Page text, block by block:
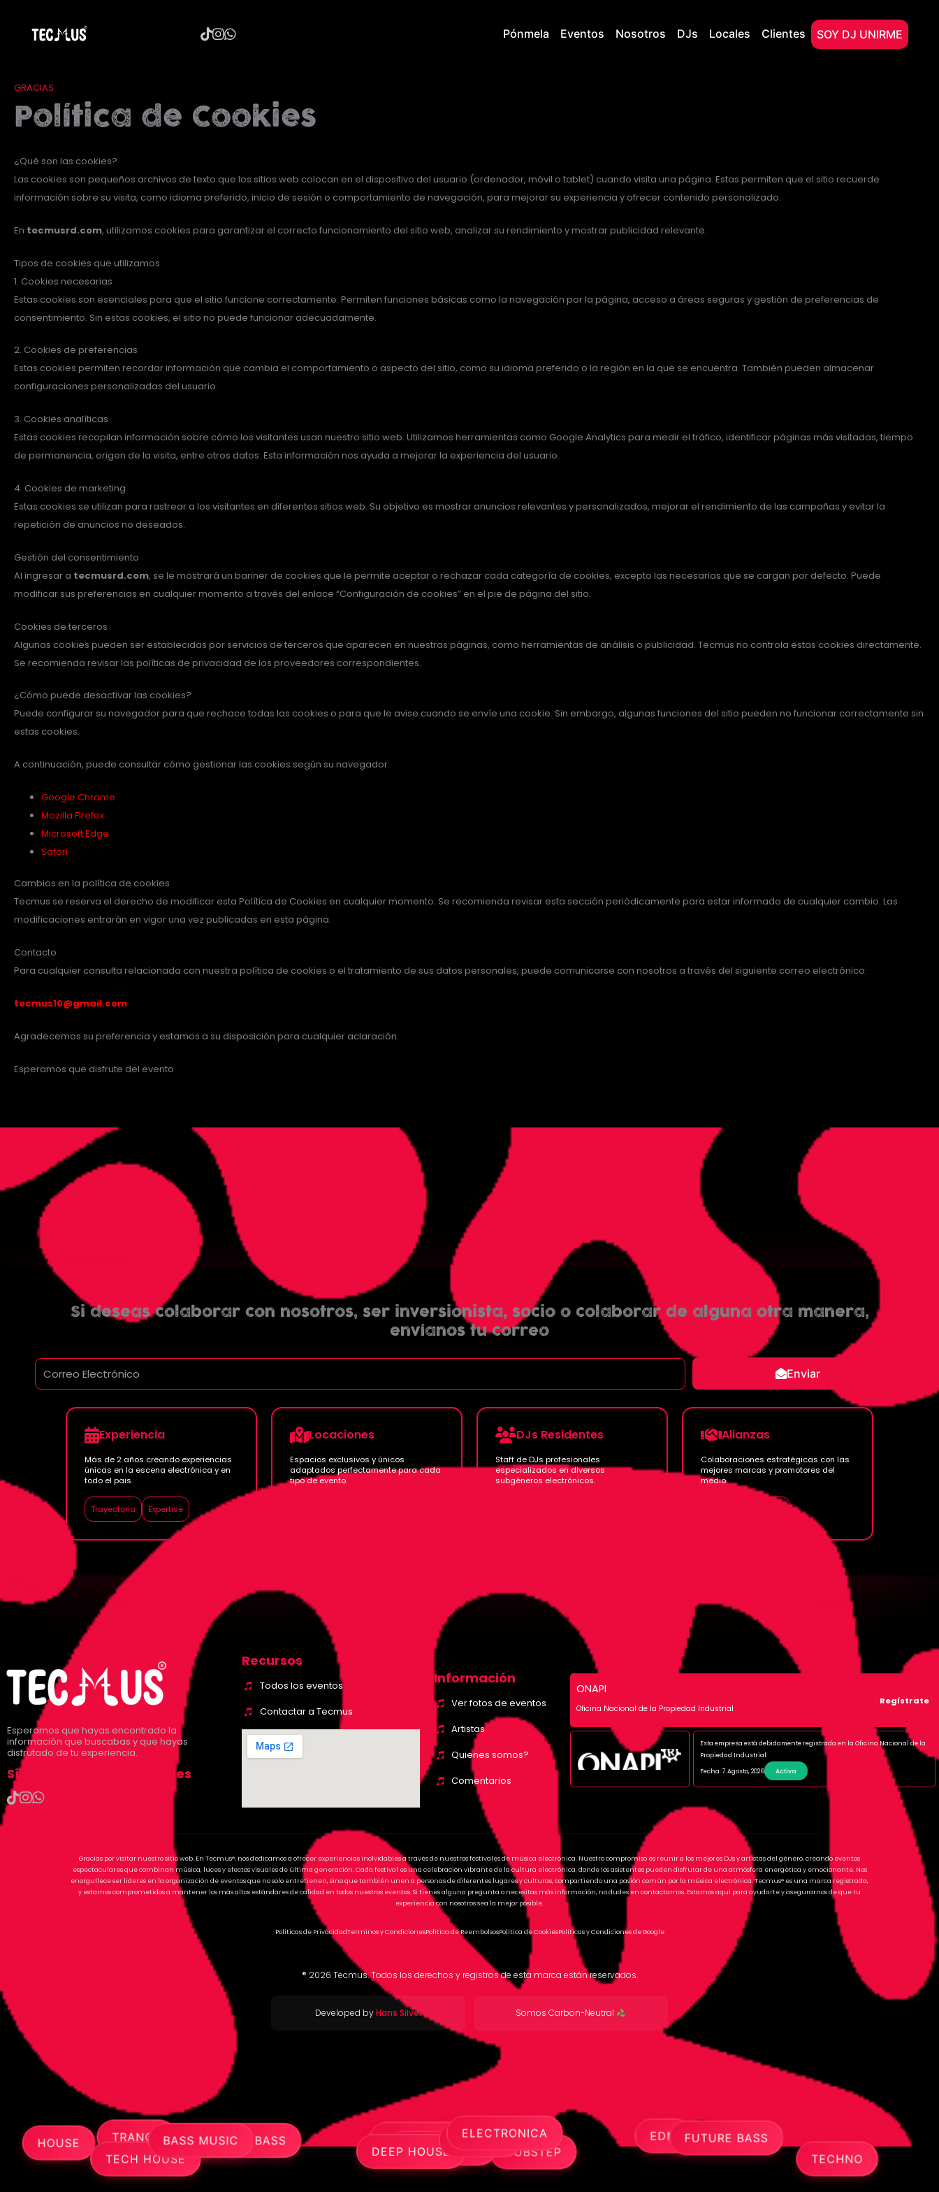
contenido
Pónmela Eventos Nosotros DJs Locales Clientes SOY DJ UNIRME
GRACIAS
Política de Cookies
¿Qué son las cookies?
Las cookies son pequeños archivos de texto que los sitios web colocan en el dispositivo del usuario (ordenador, móvil o tablet) cuando visita una página. Estas permiten que el sitio recuerde
información sobre su visita, como idioma preferido, inicio de sesión o comportamiento de navegación, para mejorar su experiencia y ofrecer contenido personalizado.
En tecmusrd.com, utilizamos cookies para garantizar el correcto funcionamiento del sitio web, analizar su rendimiento y mostrar publicidad relevante.
Tipos de cookies que utilizamos
1. Cookies necesarias
Estas cookies son esenciales para que el sitio funcione correctamente. Permiten funciones básicas como la navegación por la página, acceso a áreas seguras y gestión de preferencias de
consentimiento. Sin estas cookies, el sitio no puede funcionar adecuadamente.
2. Cookies de preferencias
Estas cookies permiten recordar información que cambia el comportamiento o aspecto del sitio, como su idioma preferido o la región en la que se encuentra. También pueden almacenar
configuraciones personalizadas del usuario.
3. Cookies analíticas
Estas cookies recopilan información sobre cómo los visitantes usan nuestro sitio web. Utilizamos herramientas como Google Analytics para medir el tráfico, identificar páginas más visitadas, tiempo
de permanencia, origen de la visita, entre otros datos. Esta información nos ayuda a mejorar la experiencia del usuario.
4. Cookies de marketing
Estas cookies se utilizan para rastrear a los visitantes en diferentes sitios web. Su objetivo es mostrar anuncios relevantes y personalizados, mejorar el rendimiento de las campañas y evitar la
repetición de anuncios no deseados.
Gestión del consentimiento
Al ingresar a tecmusrd.com, se le mostrará un banner de cookies que le permite aceptar o rechazar cada categoría de cookies, excepto las necesarias que se cargan por defecto. Puede
modificar sus preferencias en cualquier momento a través del enlace “Configuración de cookies” en el pie de página del sitio.
Cookies de terceros
Algunas cookies pueden ser establecidas por servicios de terceros que aparecen en nuestras páginas, como herramientas de análisis o publicidad. Tecmus no controla estas cookies directamente.
Se recomienda revisar las políticas de privacidad de los proveedores correspondientes.
¿Cómo puede desactivar las cookies?
Puede configurar su navegador para que rechace todas las cookies o para que le avise cuando se envíe una cookie. Sin embargo, algunas funciones del sitio pueden no funcionar correctamente sin
estas cookies.
A continuación, puede consultar cómo gestionar las cookies según su navegador:
Google Chrome
Mozilla Firefox
Microsoft Edge
Safari
Cambios en la política de cookies
Tecmus se reserva el derecho de modificar esta Política de Cookies en cualquier momento. Se recomienda revisar esta sección periódicamente para estar informado de cualquier cambio. Las
modificaciones entrarán en vigor una vez publicadas en esta página.
Contacto
Para cualquier consulta relacionada con nuestra política de cookies o el tratamiento de sus datos personales, puede comunicarse con nosotros a través del siguiente correo electrónico:
tecmus10@gmail.com
Agradecemos su preferencia y estamos a su disposición para cualquier aclaración.
Esperamos que disfrute del evento
Si deseas colaborar con nosotros, ser inversionista, socio o colaborar de alguna otra manera,
envíanos tu correo
Enviar
Experiencia
Más de 2 años creando experiencias
únicas en la escena electrónica y en
todo el pais.
Trayectoria Expertise
Locaciones
Espacios exclusivos y únicos
adaptados perfectamente para cada
tipo de evento.
DJs Residentes
Staff de DJs profesionales
especializados en diversos
subgéneros electrónicos.
Alianzas
Colaboraciones estratégicas con las
mejores marcas y promotores del
medio.
Esperamos que hayas encontrado la
información que buscabas y que hayas
disfrutado de tu experiencia.
Síguenos en nuestras redes
Recursos
Todos los eventos
Contactar a Tecmus
Información
Ver fotos de eventos
Artistas
Quienes somos?
Comentarios
ONAPI
Oficina Nacional de la Propiedad Industrial
Regístrate
Esta empresa está debidamente registrada en la Oficina Nacional de la
Propiedad Industrial
Fecha: 7 Agosto, 2026
Activa
Gracias por visitar nuestro sitio web. En Tecmus®, nos dedicamos a ofrecer experiencias inolvidables a través de nuestros festivales de música electrónica. Nuestro compromiso es reunir a los mejores DJs y artistas del género, creando eventos
espectaculares que combinan música, luces y efectos visuales de última generación. Cada festival es una celebración vibrante de la cultura electrónica, donde los asistentes pueden disfrutar de una atmósfera energética y emocionante. Nos
enorgullece ser líderes en la organización de eventos que no solo entretienen, sino que también unen a personas de diferentes lugares y culturas, compartiendo una pasión común por la música electrónica. Tecmus® es una marca registrada,
y estamos comprometidos a mantener los más altos estándares de calidad en todos nuestros eventos. Si tienes alguna pregunta o necesitas más información, no dudes en contactarnos. Estamos aquí para ayudarte y asegurarnos de que tu
experiencia con nosotros sea la mejor posible.
Políticas de PrivacidadTerminos y CondicionesPolítica de ReembolsosPolítica de CookiesPolíticas y Condiciones de Google
® 2026 Tecmus. Todos los derechos y registros de esta marca están reservados.
Developed byHans Silver Somos Carbon-Neutral
HOUSE
TECHNO
TRANCE DRUM & BASS
DUBSTEP
EDM
PROGRESSIVE
HARDSTYLE
AFRO HOUSE
FUTURE BASS
DEEP HOUSE
TECH HOUSE
MINIMAL ELECTRONICA
BASS MUSIC